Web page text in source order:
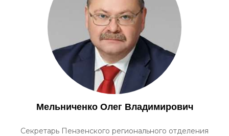
Мельниченко Олег Владимирович
Секретарь Пензенского регионального отделения